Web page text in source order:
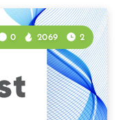
0 2069 2